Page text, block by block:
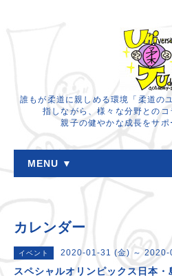
誰もが柔道に親しめる環境「柔道の
指しながら、様々な分野とのコ
親子の健やかな成長をサポ
MENU ▼
カレンダー
イベント 2020-01-31 (金) ～
スペシャルオリンピックス日本